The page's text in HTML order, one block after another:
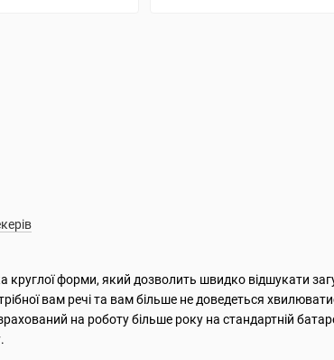
круглої форми, який дозволить швидко відшукати
вам речі та вам більше не доведеться
на роботу більше року на стандартній